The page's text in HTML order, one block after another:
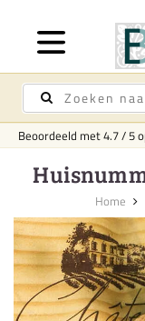
Beoordeeld met4.7/5
Home